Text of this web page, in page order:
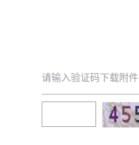
请输入验证码下载附件